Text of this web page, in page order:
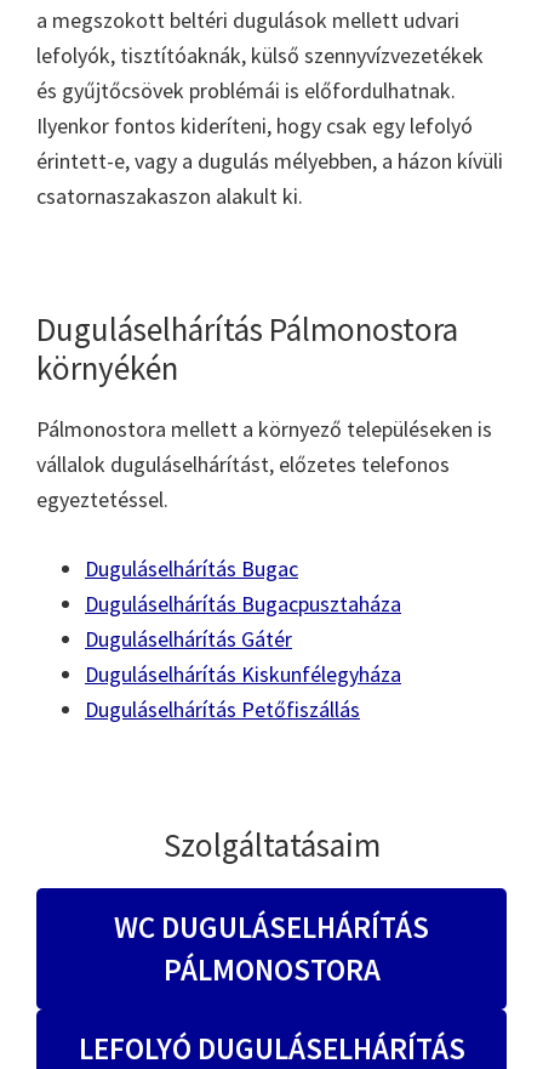
a megszokott beltéri dugulások mellett udvari
lefolyók, tisztítóaknák, külső szennyvízvezetékek
és gyűjtőcsövek problémái is előfordulhatnak.
Ilyenkor fontos kideríteni, hogy csak egy lefolyó
érintett-e, vagy a dugulás mélyebben, a házon kívüli
csatornaszakaszon alakult ki.
Duguláselhárítás Pálmonostora
környékén
Pálmonostora mellett a környező településeken is
vállalok duguláselhárítást, előzetes telefonos
egyeztetéssel.
Duguláselhárítás Bugac
Duguláselhárítás Bugacpusztaháza
Duguláselhárítás Gátér
Duguláselhárítás Kiskunfélegyháza
Duguláselhárítás Petőfiszállás
Szolgáltatásaim
WC DUGULÁSELHÁRÍTÁS
PÁLMONOSTORA
LEFOLYÓ DUGULÁSELHÁRÍTÁS